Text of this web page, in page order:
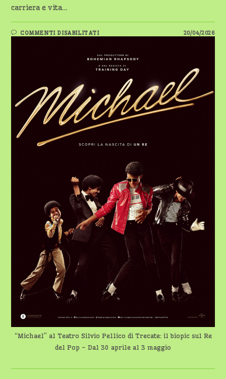
carriera e vita…
COMMENTI DISABILITATISU
“MICHAEL”
SILVIO
PELLICO
DI
TRECATE:
BIOPIC
SUL
RE
DEL
POP
–
APRILE
MAGGIO
20/04/2026
“Michael” al Teatro Silvio Pellico di Trecate: il biopic sul Re
del Pop - Dal 30 aprile al 3 maggio